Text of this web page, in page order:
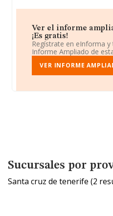
Ver el informe
¡Es gratis!
Regístrate en eInforma
Informe Ampliado de
VER INFORME
Sucursales por
Santa cruz de tenerife (2